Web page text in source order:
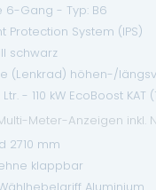
6-Gang - Typ: B6
Protection System (IPS)
schwarz
(Lenkrad) höhen-/
Ltr. - 110 kW EcoBoost KAT
Meter-Anzeigen inkl.
2710 mm
klappbar